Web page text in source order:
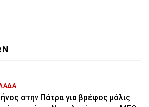
στην Πάτρα για βρέφος μόλις